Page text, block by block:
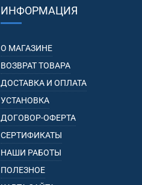
ИНФОРМАЦИЯ
О МАГАЗИНЕ
ВОЗВРАТ ТОВАРА
ДОСТАВКА И ОПЛАТА
УСТАНОВКА
ДОГОВОР-ОФЕРТА
СЕРТИФИКАТЫ
НАШИ РАБОТЫ
ПОЛЕЗНОЕ